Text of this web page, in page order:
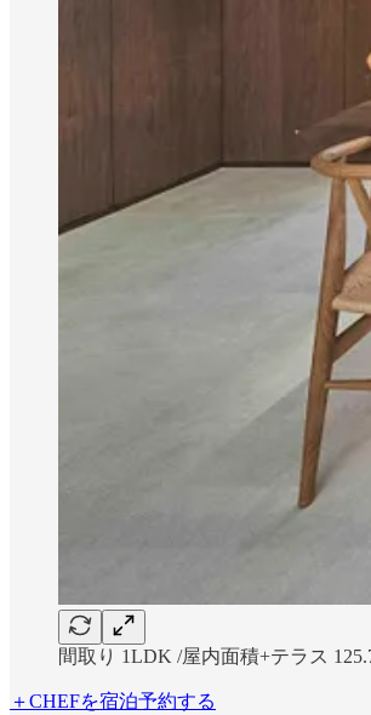
間取り 1LDK /屋内面積+テラス
＋CHEFを宿泊予約する